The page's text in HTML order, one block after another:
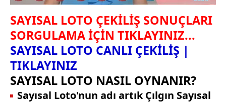
SAYISAL LOTO ÇEKİLİŞ SONUÇLARI
SORGULAMA İÇİN TIKLAYINIZ...
SAYISAL LOTO CANLI ÇEKİLİŞ |
TIKLAYINIZ
SAYISAL LOTO NASIL OYNANIR?
Sayısal Loto'nun adı artık Çılgın Sayısal